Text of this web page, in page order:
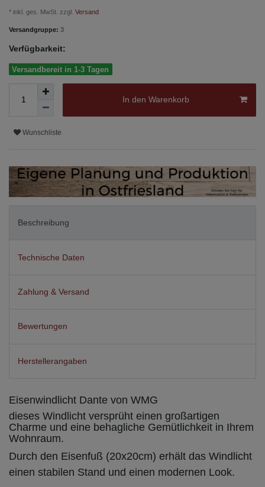
* inkl. ges. MwSt. zzgl. Versand
Versandgruppe: 3
Verfügbarkeit:
Versandbereit in 1-3 Tagen
In den Warenkorb
Wunschliste
Beschreibung
Technische Daten
Zahlung & Versand
Bewertungen
Herstellerangaben
Eisenwindlicht Dante von WMG
dieses Windlicht versprüht einen großartigen
Charme und eine behagliche Gemütlichkeit in Ihrem
Wohnraum.
Durch den Eisenfuß (20x20cm) erhält das Windlicht
einen stabilen Stand und einen modernen Look.